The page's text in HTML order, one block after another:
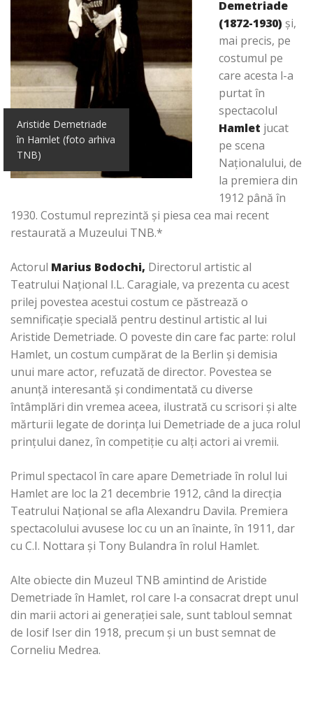
Aristide Demetriade
în Hamlet (foto arhiva
TNB)
Demetriade
(1872-1930) şi,
mai precis, pe
costumul pe
care acesta l-a
purtat în
spectacolul
Hamlet jucat
pe scena
Naţionalului, de
la premiera din
1912 până în
1930. Costumul reprezintă şi piesa cea mai recent
restaurată a Muzeului TNB.*
Actorul Marius Bodochi, Directorul artistic al
Teatrului Naţional I.L. Caragiale, va prezenta cu acest
prilej povestea acestui costum ce păstrează o
semnificaţie specială pentru destinul artistic al lui
Aristide Demetriade. O poveste din care fac parte: rolul
Hamlet, un costum cumpărat de la Berlin și demisia
unui mare actor, refuzată de director. Povestea se
anunţă interesantă și condimentată cu diverse
întâmplări din vremea aceea, ilustrată cu scrisori și alte
mărturii legate de dorința lui Demetriade de a juca rolul
prinţului danez, în competiție cu alți actori ai vremii.
Primul spectacol în care apare Demetriade în rolul lui
Hamlet are loc la 21 decembrie 1912, când la direcția
Teatrului Național se afla Alexandru Davila. Premiera
spectacolului avusese loc cu un an înainte, în 1911, dar
cu C.I. Nottara şi Tony Bulandra în rolul Hamlet.
Alte obiecte din Muzeul TNB amintind de Aristide
Demetriade în Hamlet, rol care l-a consacrat drept unul
din marii actori ai generaţiei sale, sunt tabloul semnat
de Iosif Iser din 1918, precum şi un bust semnat de
Corneliu Medrea.